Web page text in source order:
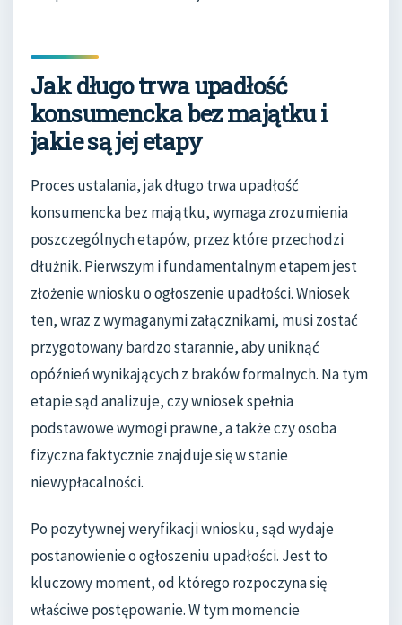
Jak długo trwa upadłość
konsumencka bez majątku i
jakie są jej etapy
Proces ustalania, jak długo trwa upadłość
konsumencka bez majątku, wymaga zrozumienia
poszczególnych etapów, przez które przechodzi
dłużnik. Pierwszym i fundamentalnym etapem jest
złożenie wniosku o ogłoszenie upadłości. Wniosek
ten, wraz z wymaganymi załącznikami, musi zostać
przygotowany bardzo starannie, aby uniknąć
opóźnień wynikających z braków formalnych. Na tym
etapie sąd analizuje, czy wniosek spełnia
podstawowe wymogi prawne, a także czy osoba
fizyczna faktycznie znajduje się w stanie
niewypłacalności.
Po pozytywnej weryfikacji wniosku, sąd wydaje
postanowienie o ogłoszeniu upadłości. Jest to
kluczowy moment, od którego rozpoczyna się
właściwe postępowanie. W tym momencie